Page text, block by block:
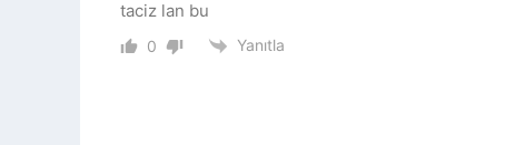
taciz lan bu
0 Yanıtla